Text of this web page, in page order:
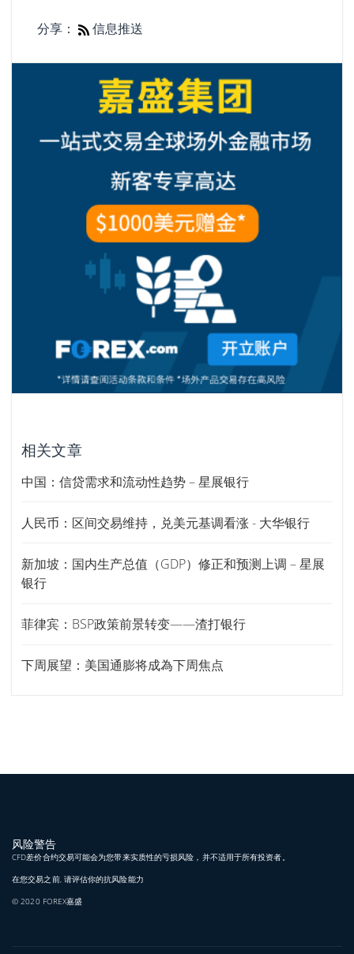
分享： 信息推送
相关文章
中国：信贷需求和流动性趋势 – 星展银行
人民币：区间交易维持，兑美元基调看涨 - 大华银行
新加坡：国内生产总值（GDP）修正和预测上调 – 星展
银行
菲律宾：BSP政策前景转变——渣打银行
下周展望：美国通膨将成為下周焦点
风险警告
CFD差价合约交易可能会为您带来实质性的亏损风险，并不适用于所有投资者。
在您交易之前, 请评估你的抗风险能力
© 2020 FOREX嘉盛